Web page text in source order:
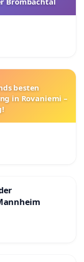
besten
in Rovaniemi –